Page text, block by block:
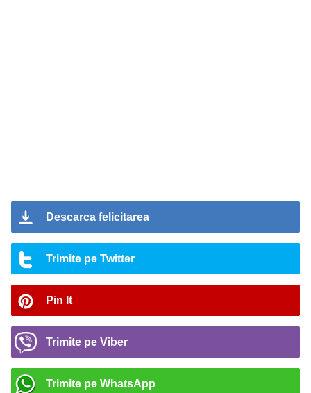
Descarca felicitarea
Trimite pe Twitter
Pin It
Trimite pe Viber
Trimite pe WhatsApp